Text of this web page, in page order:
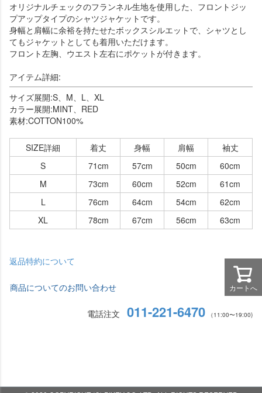
オリジナルチェックのフランネル生地を使用した、フロントジッ
プアップタイプのシャツジャケットです。
身幅と肩幅に余裕を持たせたボックスシルエットで、シャツとし
てもジャケットとしても着用いただけます。
フロント左胸、ウエスト左右にポケットが付きます。
アイテム詳細:
サイズ展開:S、M、L、XL
カラー展開:MINT、RED
素材:COTTON100%
SIZE詳細 着丈 身幅 肩幅
袖丈
S
71cm 57cm 50cm
60cm
M
73cm 60cm 52cm
61cm
L
76cm 64cm 54cm
62cm
XL
78cm 67cm 56cm 63cm
返品特約について
商品についてのお問い合わせ
電話注文 011-221-6470 （11:00〜19:00)
カートへ